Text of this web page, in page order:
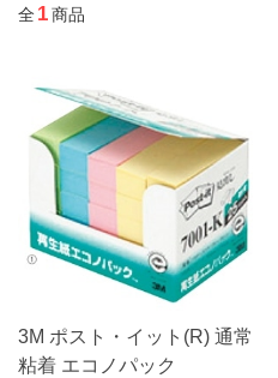
全1商品
3M ポスト・イット(R) 通常
粘着 エコノパック